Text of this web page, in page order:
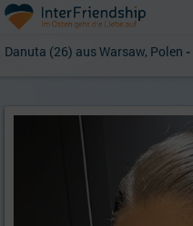
Danuta (26) aus Warsaw, Polen -